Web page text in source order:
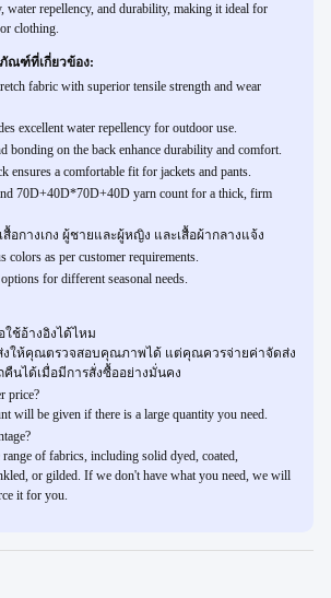
water repellency, and durability, making it ideal for
clothing.
ณฑ์ที่เกี่ยวข้อง:
fabric with superior tensile strength and wear
excellent water repellency for outdoor use.
bonding on the back enhance durability and comfort.
ensures a comfortable fit for jackets and pants.
70D+40D*70D+40D yarn count for a thick, firm
สื้อกางเกง ผู้ชายและผู้หญิง และเสื้อผ้ากลางแจ้ง
colors as per customer requirements.
for different seasonal needs.
ใช้อ้างอิงได้ไหม
งให้คุณตรวจสอบคุณภาพได้ แต่คุณควรจ่ายค่าจัดส่ง
นได้เมื่อมีการสั่งซื้ออย่างมั่นคง
price?
will be given if there is a large quantity you need.
of fabrics, including solid dyed, coated,
or gilded. If we don't have what you need, we will
it for you.